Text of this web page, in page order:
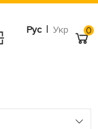
Рус | Укр 0